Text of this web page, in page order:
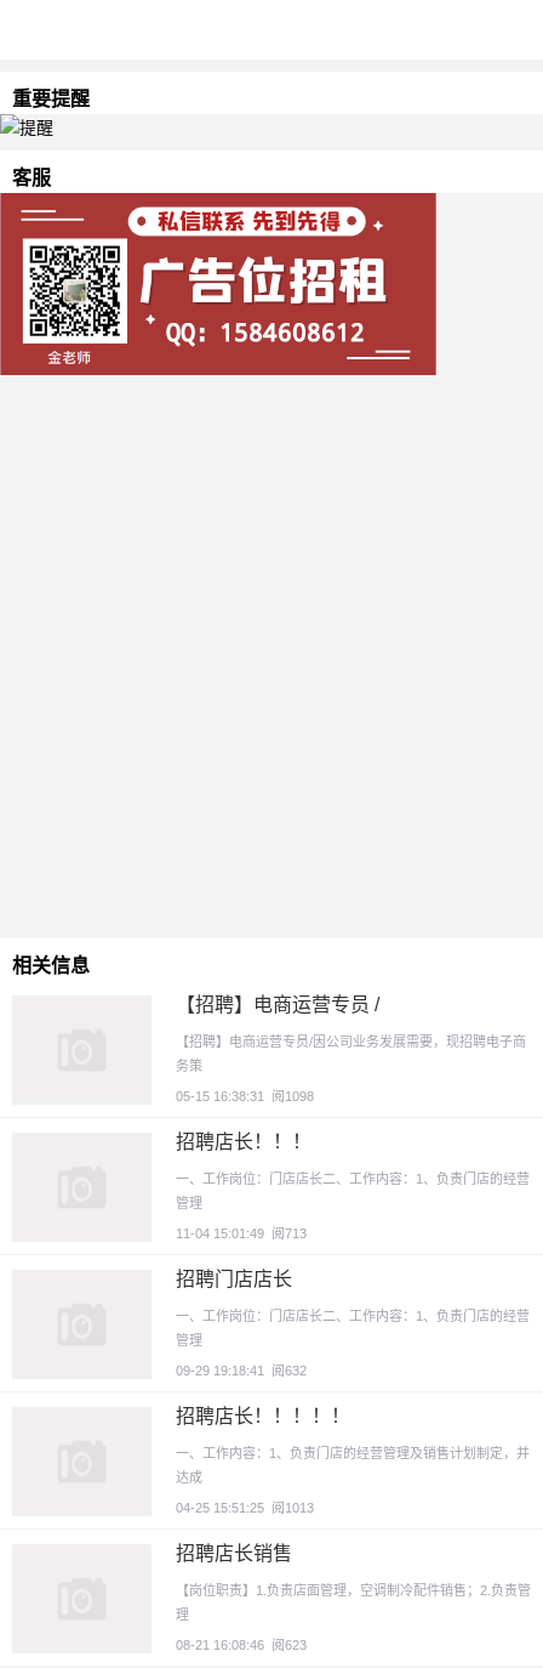
重要提醒
客服
相关信息
【招聘】电商运营专员 /
【招聘】电商运营专员/因公司业务发展需要，现招聘电子商
务策
05-15 16:38:31 阅1098
招聘店长！！！
一、工作岗位：门店店长二、工作内容：1、负责门店的经营
管理
11-04 15:01:49 阅713
招聘门店店长
一、工作岗位：门店店长二、工作内容：1、负责门店的经营
管理
09-29 19:18:41 阅632
招聘店长！！！！！
一、工作内容：1、负责门店的经营管理及销售计划制定，并
达成
04-25 15:51:25 阅1013
招聘店长销售
【岗位职责】1.负责店面管理，空调制冷配件销售；2.负责管
理
08-21 16:08:46 阅623